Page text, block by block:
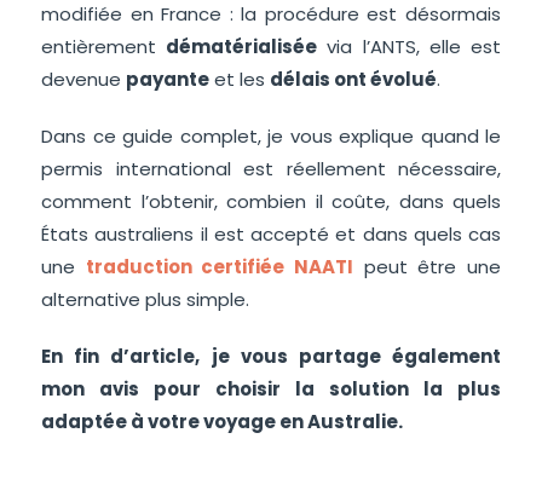
modifiée en France : la procédure est désormais
entièrement dématérialisée via l’ANTS, elle est
devenue payanteet les délais ont évolué.
Dans ce guide complet, je vous explique quand le
permis international est réellement nécessaire,
comment l’obtenir, combien il coûte, dans quels
États australiens il est accepté et dans quels cas
une traduction certifiée NAATI peut être une
alternative plus simple.
En fin d’article, je vous partage également
mon avis pour choisir la solution la plus
adaptée à votre voyage en Australie.